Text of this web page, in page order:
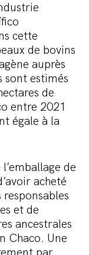
cette
de bovins
auprès
sont estimés
de
entre 2021
égale à la
de
acheté
et de
ancestrales
Chaco. Une